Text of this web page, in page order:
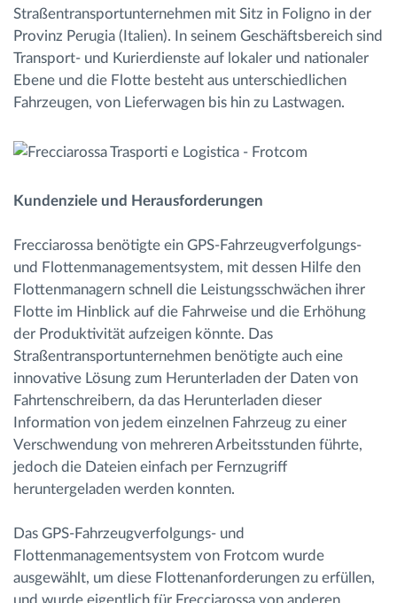
Straßentransportunternehmen mit Sitz in Foligno in der
Provinz Perugia (Italien). In seinem Geschäftsbereich sind
Transport- und Kurierdienste auf lokaler und nationaler
Ebene und die Flotte besteht aus unterschiedlichen
Fahrzeugen, von Lieferwagen bis hin zu Lastwagen.
Kundenziele und Herausforderungen
Frecciarossa benötigte ein GPS-Fahrzeugverfolgungs-
und Flottenmanagementsystem, mit dessen Hilfe den
Flottenmanagern schnell die Leistungsschwächen ihrer
Flotte im Hinblick auf die Fahrweise und die Erhöhung
der Produktivität aufzeigen könnte. Das
Straßentransportunternehmen benötigte auch eine
innovative Lösung zum Herunterladen der Daten von
Fahrtenschreibern, da das Herunterladen dieser
Information von jedem einzelnen Fahrzeug zu einer
Verschwendung von mehreren Arbeitsstunden führte,
jedoch die Dateien einfach per Fernzugriff
heruntergeladen werden konnten.
Das GPS-Fahrzeugverfolgungs- und
Flottenmanagementsystem von Frotcom wurde
ausgewählt, um diese Flottenanforderungen zu erfüllen,
und wurde eigentlich für Frecciarossa von anderen